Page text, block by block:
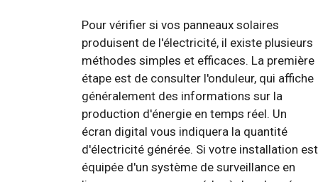
Pour vérifier si vos panneaux solaires
produisent de l'électricité, il existe plusieurs
méthodes simples et efficaces. La première
étape est de consulter l'onduleur, qui affiche
généralement des informations sur la
production d'énergie en temps réel. Un
écran digital vous indiquera la quantité
d'électricité générée. Si votre installation est
équipée d'un système de surveillance en